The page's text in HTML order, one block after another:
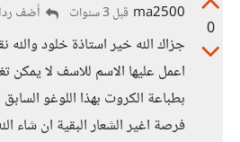
0
ma2500 قبل 3 سنوات أضف ردا
جزاك الله خير استاذة خلود والله
اعمل عليها الاسم للاسف لا يمكن
بطباعة الكروت بهذا اللوغو
فرصة اغير الشعار البقية ان شاء